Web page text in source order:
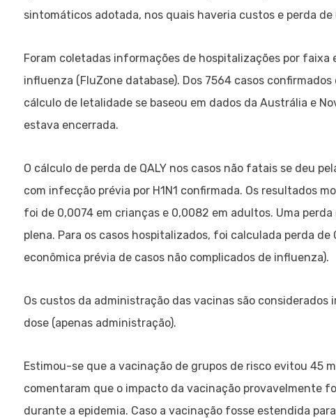
sintomáticos adotada, nos quais haveria custos e perda de
Foram coletadas informações de hospitalizações por
influenza (FluZone database). Dos 7564 casos
cálculo de letalidade se baseou em dados da Austrália e
estava encerrada.
O cálculo de perda de QALY nos casos não fatais se deu
com infecção prévia por H1N1 confirmada. Os resultados
foi de 0,0074 em crianças e 0,0082 em adultos. Uma
plena. Para os casos hospitalizados, foi calculada perda de
econômica prévia de casos não complicados de influenza).
Os custos da administração das vacinas são
dose (apenas administração).
Estimou-se que a vacinação de grupos de risco evitou 45
comentaram que o impacto da vacinação provavelmente
durante a epidemia. Caso a vacinação fosse estendida